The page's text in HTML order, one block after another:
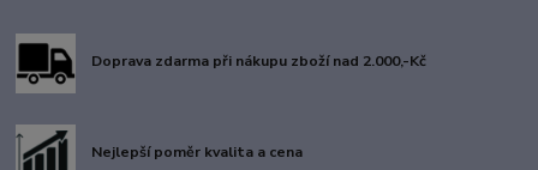
Doprava zdarma při nákupu zboží nad 2.000,-Kč
Nejlepší poměr kvalita a cena